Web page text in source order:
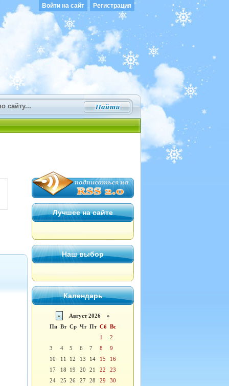
Войти на сайт Регистрация
Лучшее на сайте
Наш выбор
Календарь
«
Август 2026 »
Пн Вт Ср Чт Пт Сб Вс
1
2
3
4 5 6 7 8
9
10
11 12 13 14 15
16
17
18 19 20 21 22
23
24
25 26 27 28 29
30